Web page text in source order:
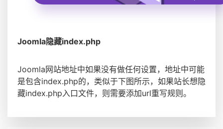
Joomla隐藏index.php
Joomla网站地址中如果没有做任何设置，地址中可能
是包含index.php的，类似于下图所示，如果站长想隐
藏index.php入口文件，则需要添加url重写规则。